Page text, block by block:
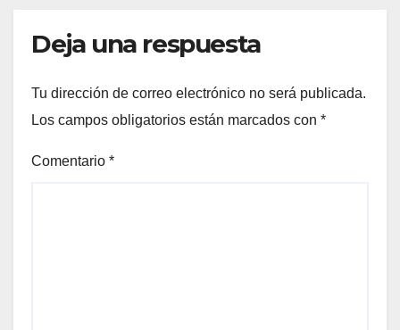
Deja una respuesta
Tu dirección de correo electrónico no será publicada.
Los campos obligatorios están marcados con *
Comentario *